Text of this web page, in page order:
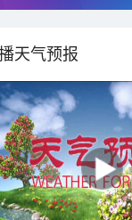
天气预报